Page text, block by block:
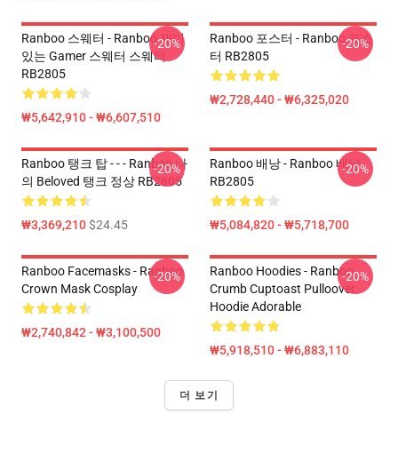
Ranboo 스웨터 - Ranboo 재미
있는 Gamer 스웨터 스웨터
RB2805
₩5,642,910 - ₩6,607,510
-20%
Ranboo 포스터 - Ranboo 포스
터 RB2805
₩2,728,440 - ₩6,325,020
-20%
Ranboo 탱크 탑 - - - Ranboo 나
의 Beloved 탱크 정상 RB2805
₩3,369,210$24.45
-20%
Ranboo 배낭 - Ranboo 배낭
RB2805
₩5,084,820 - ₩5,718,700
-20%
Ranboo Facemasks - Ranboo
Crown Mask Cosplay
₩2,740,842 - ₩3,100,500
-20%
Ranboo Hoodies - Ranboo
Crumb Cuptoast Pulloover
Hoodie Adorable
₩5,918,510 - ₩6,883,110
-20%
더 보기